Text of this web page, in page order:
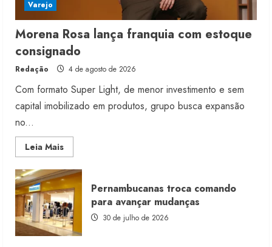
Varejo
Morena Rosa lança franquia com estoque
consignado
Redação 4 de agosto de 2026
Com formato Super Light, de menor investimento e sem
capital imobilizado em produtos, grupo busca expansão
no...
Leia MaisRead
more
Morena
Rosa
lança
franquia
com
estoque
consignado
Pernambucanas troca comando
para avançar mudanças
30 de julho de 2026